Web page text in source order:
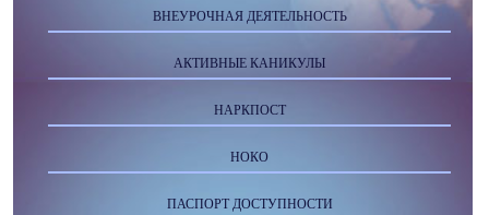
ВНЕУРОЧНАЯ ДЕЯТЕЛЬНОСТЬ
АКТИВНЫЕ КАНИКУЛЫ
НАРКПОСТ
НОКО
ПАСПОРТ ДОСТУПНОСТИ